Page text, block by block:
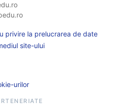
privire la prelucrarea de date
site-ului
urilor